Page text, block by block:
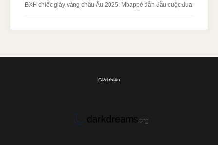
BXH chiếc giày vàng châu Âu 2025: Mbappé dẫn đầu cuộc đua
Giới thiệu